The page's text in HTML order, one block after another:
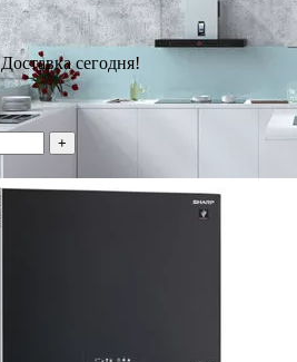
Доставка сегодня!
+